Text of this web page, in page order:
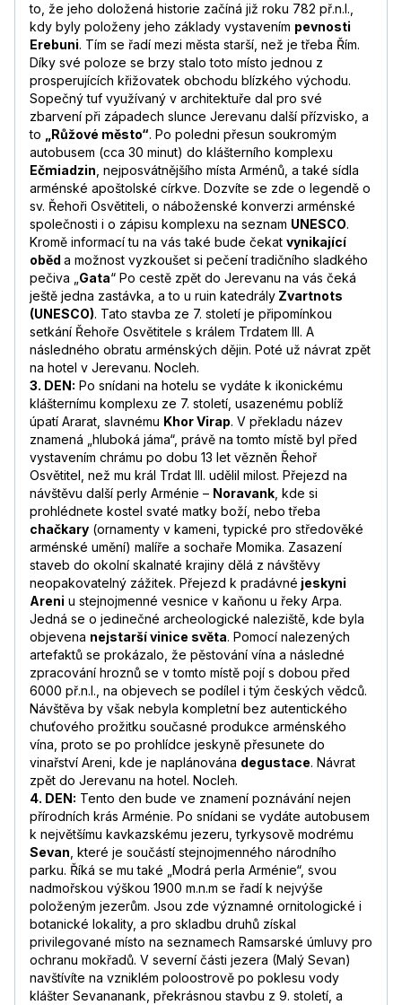
to, že jeho doložená historie začíná již roku 782 př.n.l.,
kdy byly položeny jeho základy vystavením pevnosti
Erebuni. Tím se řadí mezi města starší, než je třeba Řím.
Díky své poloze se brzy stalo toto místo jednou z
prosperujících křižovatek obchodu blízkého východu.
Sopečný tuf využívaný v architektuře dal pro své
zbarvení při západech slunce Jerevanu další přízvisko, a
to
„Růžové město“. Po poledni přesun soukromým
autobusem (cca 30 minut) do klášterního komplexu
Ečmiadzin , nejposvátnějšího místa Arménů, a také sídla
arménské apoštolské církve. Dozvíte se zde o legendě o
sv. Řehoři Osvětiteli, o náboženské konverzi arménské
společnosti i o zápisu komplexu na seznam UNESCO.
Kromě informací tu na vás také bude čekat vynikající
oběd a možnost vyzkoušet si pečení tradičního sladkého
pečiva „ Gata“ Po cestě zpět do Jerevanu na vás čeká
ještě jedna zastávka, a to u ruin katedrály Zvartnots
(UNESCO). Tato stavba ze 7. století je připomínkou
setkání Řehoře Osvětitele s králem Trdatem III. A
následného obratu arménských dějin. Poté už návrat zpět
na hotel v Jerevanu. Nocleh.
3. DEN: Po snídani na hotelu se vydáte k ikonickému
klášternímu komplexu ze 7. století, usazenému poblíž
úpatí Ararat, slavnému Khor Virap. V překladu název
znamená „hluboká jáma“, právě na tomto místě byl před
vystavením chrámu po dobu 13 let vězněn Řehoř
Osvětitel, než mu král Trdat III. udělil milost. Přejezd na
návštěvu další perly Arménie – Noravank , kde si
prohlédnete kostel svaté matky boží, nebo třeba
chačkary (ornamenty v kameni, typické pro středověké
arménské umění) malíře a sochaře Momika. Zasazení
staveb do okolní skalnaté krajiny dělá z návštěvy
neopakovatelný zážitek. Přejezd k pradávné jeskyni
Areni u stejnojmenné vesnice v kaňonu u řeky Arpa.
Jedná se o jedinečné archeologické naleziště, kde byla
objevena nejstarší vinice světa. Pomocí nalezených
artefaktů se prokázalo, že pěstování vína a následné
zpracování hroznů se v tomto místě pojí s dobou před
6000 př.n.l., na objevech se podílel i tým českých vědců.
Návštěva by však nebyla kompletní bez autentického
chuťového prožitku současné produkce arménského
vína, proto se po prohlídce jeskyně přesunete do
vinařství Areni, kde je naplánována degustace. Návrat
zpět do Jerevanu na hotel. Nocleh.
4. DEN: Tento den bude ve znamení poznávání nejen
přírodních krás Arménie. Po snídani se vydáte autobusem
k největšímu kavkazskému jezeru, tyrkysově modrému
Sevan , které je součástí stejnojmenného národního
parku. Říká se mu také „Modrá perla Arménie“, svou
nadmořskou výškou 1900 m.n.m se řadí k nejvýše
položeným jezerům. Jsou zde významné ornitologické i
botanické lokality, a pro skladbu druhů získal
privilegované místo na seznamech Ramsarské úmluvy pro
ochranu mokřadů. V severní části jezera (Malý Sevan)
navštívíte na vzniklém poloostrově po poklesu vody
klášter Sevananank, překrásnou stavbu z 9. století, a